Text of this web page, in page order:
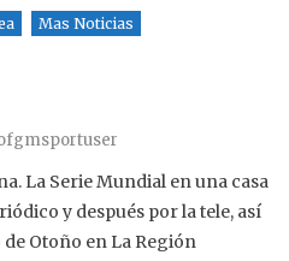
Mas Noticias
La Serie Mundial en una casa
y después por la tele, así
Otoño en La Región